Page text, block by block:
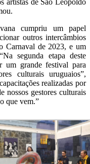
artistas de São Leopoldo
cumpriu um papel
outros intercâmbios
Carnaval de 2023, e um
segunda etapa deste
um grande festival para
culturais uruguaios”,
realizadas por
nossos gestores culturais
que vem.”